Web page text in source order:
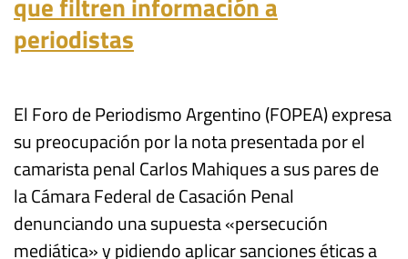
periodistas
El Foro de Periodismo Argentino (FOPEA) expresa
su preocupación por la nota presentada por el
camarista penal Carlos Mahiques a sus pares de
la Cámara Federal de Casación Penal
denunciando una supuesta «persecución
mediática» y pidiendo aplicar sanciones éticas a